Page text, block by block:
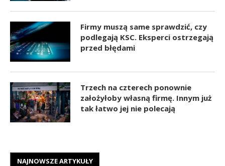
Firmy muszą same sprawdzić, czy
podlegają KSC. Eksperci ostrzegają
przed błędami
Trzech na czterech ponownie
założyłoby własną firmę. Innym już
tak łatwo jej nie polecają
NAJNOWSZE ARTYKUŁY